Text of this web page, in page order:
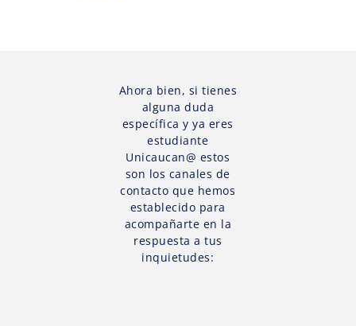
Ahora bien, si tienes
alguna duda
específica y ya eres
estudiante
Unicaucan@ estos
son los canales de
contacto que hemos
establecido para
acompañarte en la
respuesta a tus
inquietudes: